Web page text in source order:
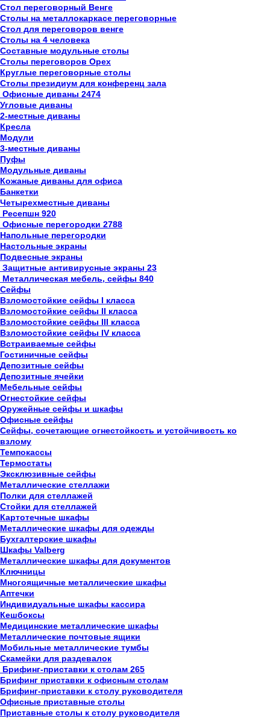
Стол переговорный Венге
Столы на металлокаркасе переговорные
Стол для переговоров венге
Столы на 4 человека
Составные модульные столы
Столы переговоров Орех
Круглые переговорные столы
Столы президиум для конференц зала
Офисные диваны 2474
Угловые диваны
2-местные диваны
Кресла
Модули
3-местные диваны
Пуфы
Модульные диваны
Кожаные диваны для офиса
Банкетки
Четырехместные диваны
Ресепшн 920
Офисные перегородки 2788
Напольные перегородки
Настольные экраны
Подвесные экраны
Защитные антивирусные экраны 23
Металлическая мебель, сейфы 840
Сейфы
Взломостойкие сейфы I класса
Взломостойкие сейфы II класса
Взломостойкие сейфы III класса
Взломостойкие сейфы IV класса
Встраиваемые сейфы
Гостиничные сейфы
Депозитные сейфы
Депозитные ячейки
Мебельные сейфы
Огнестойкие сейфы
Оружейные сейфы и шкафы
Офисные сейфы
Сейфы, сочетающие огнестойкость и устойчивость ко
взлому
Темпокассы
Термостаты
Эксклюзивные сейфы
Металлические стеллажи
Полки для стеллажей
Стойки для стеллажей
Картотечные шкафы
Металлические шкафы для одежды
Бухгалтерские шкафы
Шкафы Valberg
Металлические шкафы для документов
Ключницы
Многоящичные металлические шкафы
Аптечки
Индивидуальные шкафы кассира
Кешбоксы
Медицинские металлические шкафы
Металлические почтовые ящики
Мобильные металлические тумбы
Скамейки для раздевалок
Брифинг-приставки к столам 265
Брифинг приставки к офисным столам
Брифинг-приставки к столу руководителя
Офисные приставные столы
Приставные столы к столу руководителя